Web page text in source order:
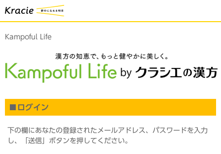
Kampoful Life
ログイン
下の欄にあなたの登録されたメールアドレス、パスワードを入力
し、「送信」ボタンを押してください。